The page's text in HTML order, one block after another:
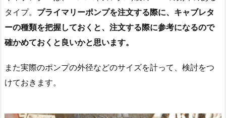
タイプ。 プライマリーポンプを注文する際に、キャブレタ
ーの種類を把握しておくと、注文する際に参考になるので
確かめておくと良いかと思います。
また実際のポンプの外径などのサイズを計って、検討をつ
けておきます。